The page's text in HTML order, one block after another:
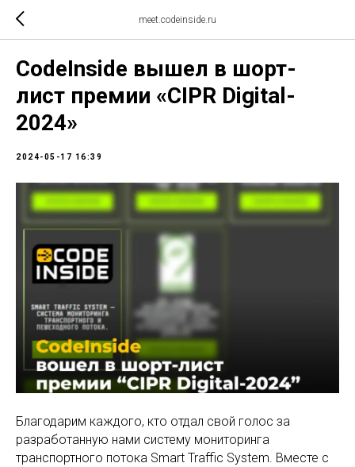
meet.codeinside.ru
CodeInside вышел в шорт-
лист премии «CIPR Digital-
2024»
2024-05-17 16:39
Благодарим каждого, кто отдал свой голос за
разработанную нами систему мониторинга
транспортного потока Smart Traffic System. Вместе с